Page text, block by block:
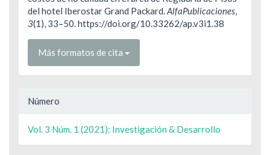
del hotel Iberostar Grand Packard.AlfaPublicaciones,
3(1), 33–50. https://doi.org/10.33262/ap.v3i1.38
Más formatos de cita
Número
Vol. 3 Núm. 1 (2021): Investigación & Desarrollo